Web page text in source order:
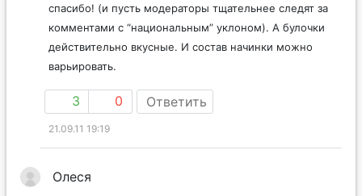
спасибо! (и пусть модераторы тщательнее следят за
комментами с “национальным” уклоном). А булочки
действительно вкусные. И состав начинки можно
варьировать.
3 0 Ответить
21.09.11 19:19
Олеся